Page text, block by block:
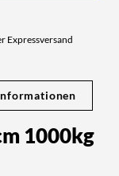
Expressversand
1000kg